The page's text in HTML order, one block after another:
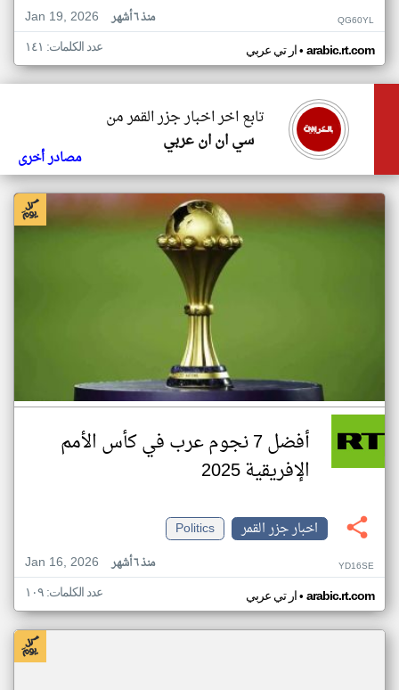
Jan 19, 2026
منذ ٦ أشهر QG60YL
ار تي عربي• arabic.rt.com عدد الكلمات: ١٤١
تابع اخر اخبار جزر القمر من
سي ان ان عربي
مصادر أخرى
أفضل 7 نجوم عرب في كأس الأمم
الإفريقية 2025
اخبار جزر القمر
Politics
Jan 16, 2026
منذ ٦ أشهر YD16SE
ار تي عربي• arabic.rt.com عدد الكلمات: ١٠٩